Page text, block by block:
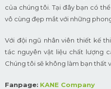
của chúng tôi. Tại đây bạn có
vô cùng đẹp mắt với những
Với đội ngũ nhân viên thiết kế
tác nguyên vật liệu chất lượng
Chúng tôi sẽ không làm bạn thất
Fanpage: KANE Company